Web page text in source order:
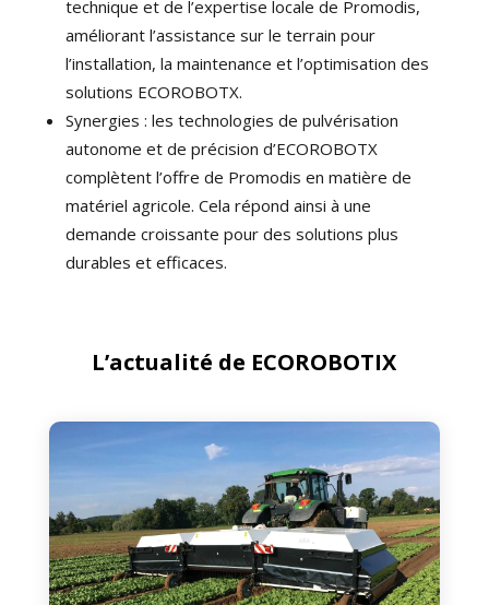
technique et de l’expertise locale de Promodis,
améliorant l’assistance sur le terrain pour
l’installation, la maintenance et l’optimisation des
solutions ECOROBOTX.
Synergies : les technologies de pulvérisation
autonome et de précision d’ECOROBOTX
complètent l’offre de Promodis en matière de
matériel agricole. Cela répond ainsi à une
demande croissante pour des solutions plus
durables et efficaces.
L’actualité de ECOROBOTIX